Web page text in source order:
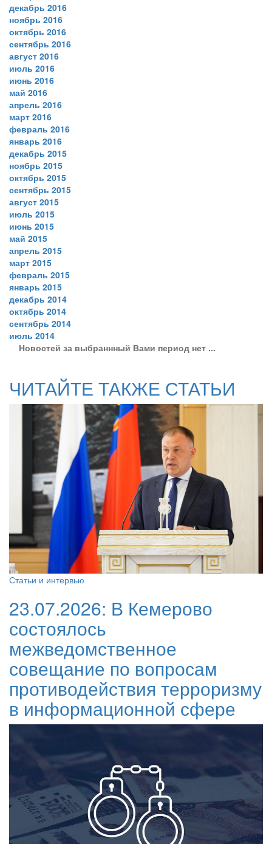
декабрь 2016
ноябрь 2016
октябрь 2016
сентябрь 2016
август 2016
июль 2016
июнь 2016
май 2016
апрель 2016
март 2016
февраль 2016
январь 2016
декабрь 2015
ноябрь 2015
октябрь 2015
сентябрь 2015
август 2015
июль 2015
июнь 2015
май 2015
апрель 2015
март 2015
февраль 2015
январь 2015
декабрь 2014
октябрь 2014
сентябрь 2014
июль 2014
Новостей за выбраннный Вами период нет ...
ЧИТАЙТЕ ТАКЖЕ СТАТЬИ
Статьи и интервью
23.07.2026: В Кемерово
состоялось
межведомственное
совещание по вопросам
противодействия терроризму
в информационной сфере